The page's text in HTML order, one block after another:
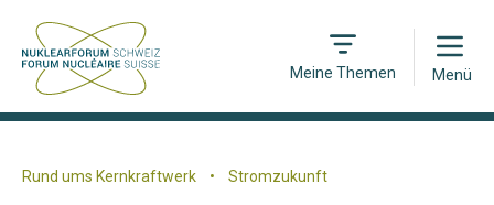
Meine Themen
Open
Menü
Rund ums Kernkraftwerk • Stromzukunft